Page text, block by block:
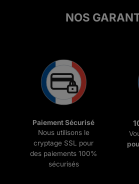
NOS
Paiement Sécurisé
Nous utilisons le
cryptage SSL pour
des paiements 100%
sécurisés